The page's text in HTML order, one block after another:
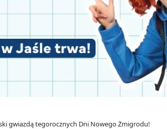
gwiazdą tegorocznych Dni Nowego Żmigrodu!